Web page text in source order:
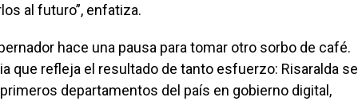
al futuro”, enfatiza.
hace una pausa para tomar otro sorbo de café.
que refleja el resultado de tanto esfuerzo: Risaralda se
departamentos del país en gobierno digital,